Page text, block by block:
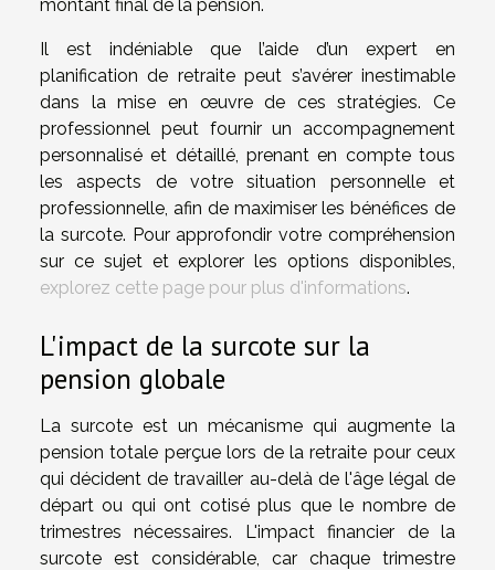
montant final de la pension.
Il est indéniable que l’aide d’un expert en
planification de retraite peut s’avérer inestimable
dans la mise en œuvre de ces stratégies. Ce
professionnel peut fournir un accompagnement
personnalisé et détaillé, prenant en compte tous
les aspects de votre situation personnelle et
professionnelle, afin de maximiser les bénéfices de
la surcote. Pour approfondir votre compréhension
sur ce sujet et explorer les options disponibles,
explorez cette page pour plus d'informations.
L'impact de la surcote sur la
pension globale
La surcote est un mécanisme qui augmente la
pension totale perçue lors de la retraite pour ceux
qui décident de travailler au-delà de l'âge légal de
départ ou qui ont cotisé plus que le nombre de
trimestres nécessaires. L'impact financier de la
surcote est considérable, car chaque trimestre